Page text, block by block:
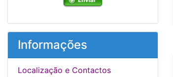
Informações
Localização e Contactos